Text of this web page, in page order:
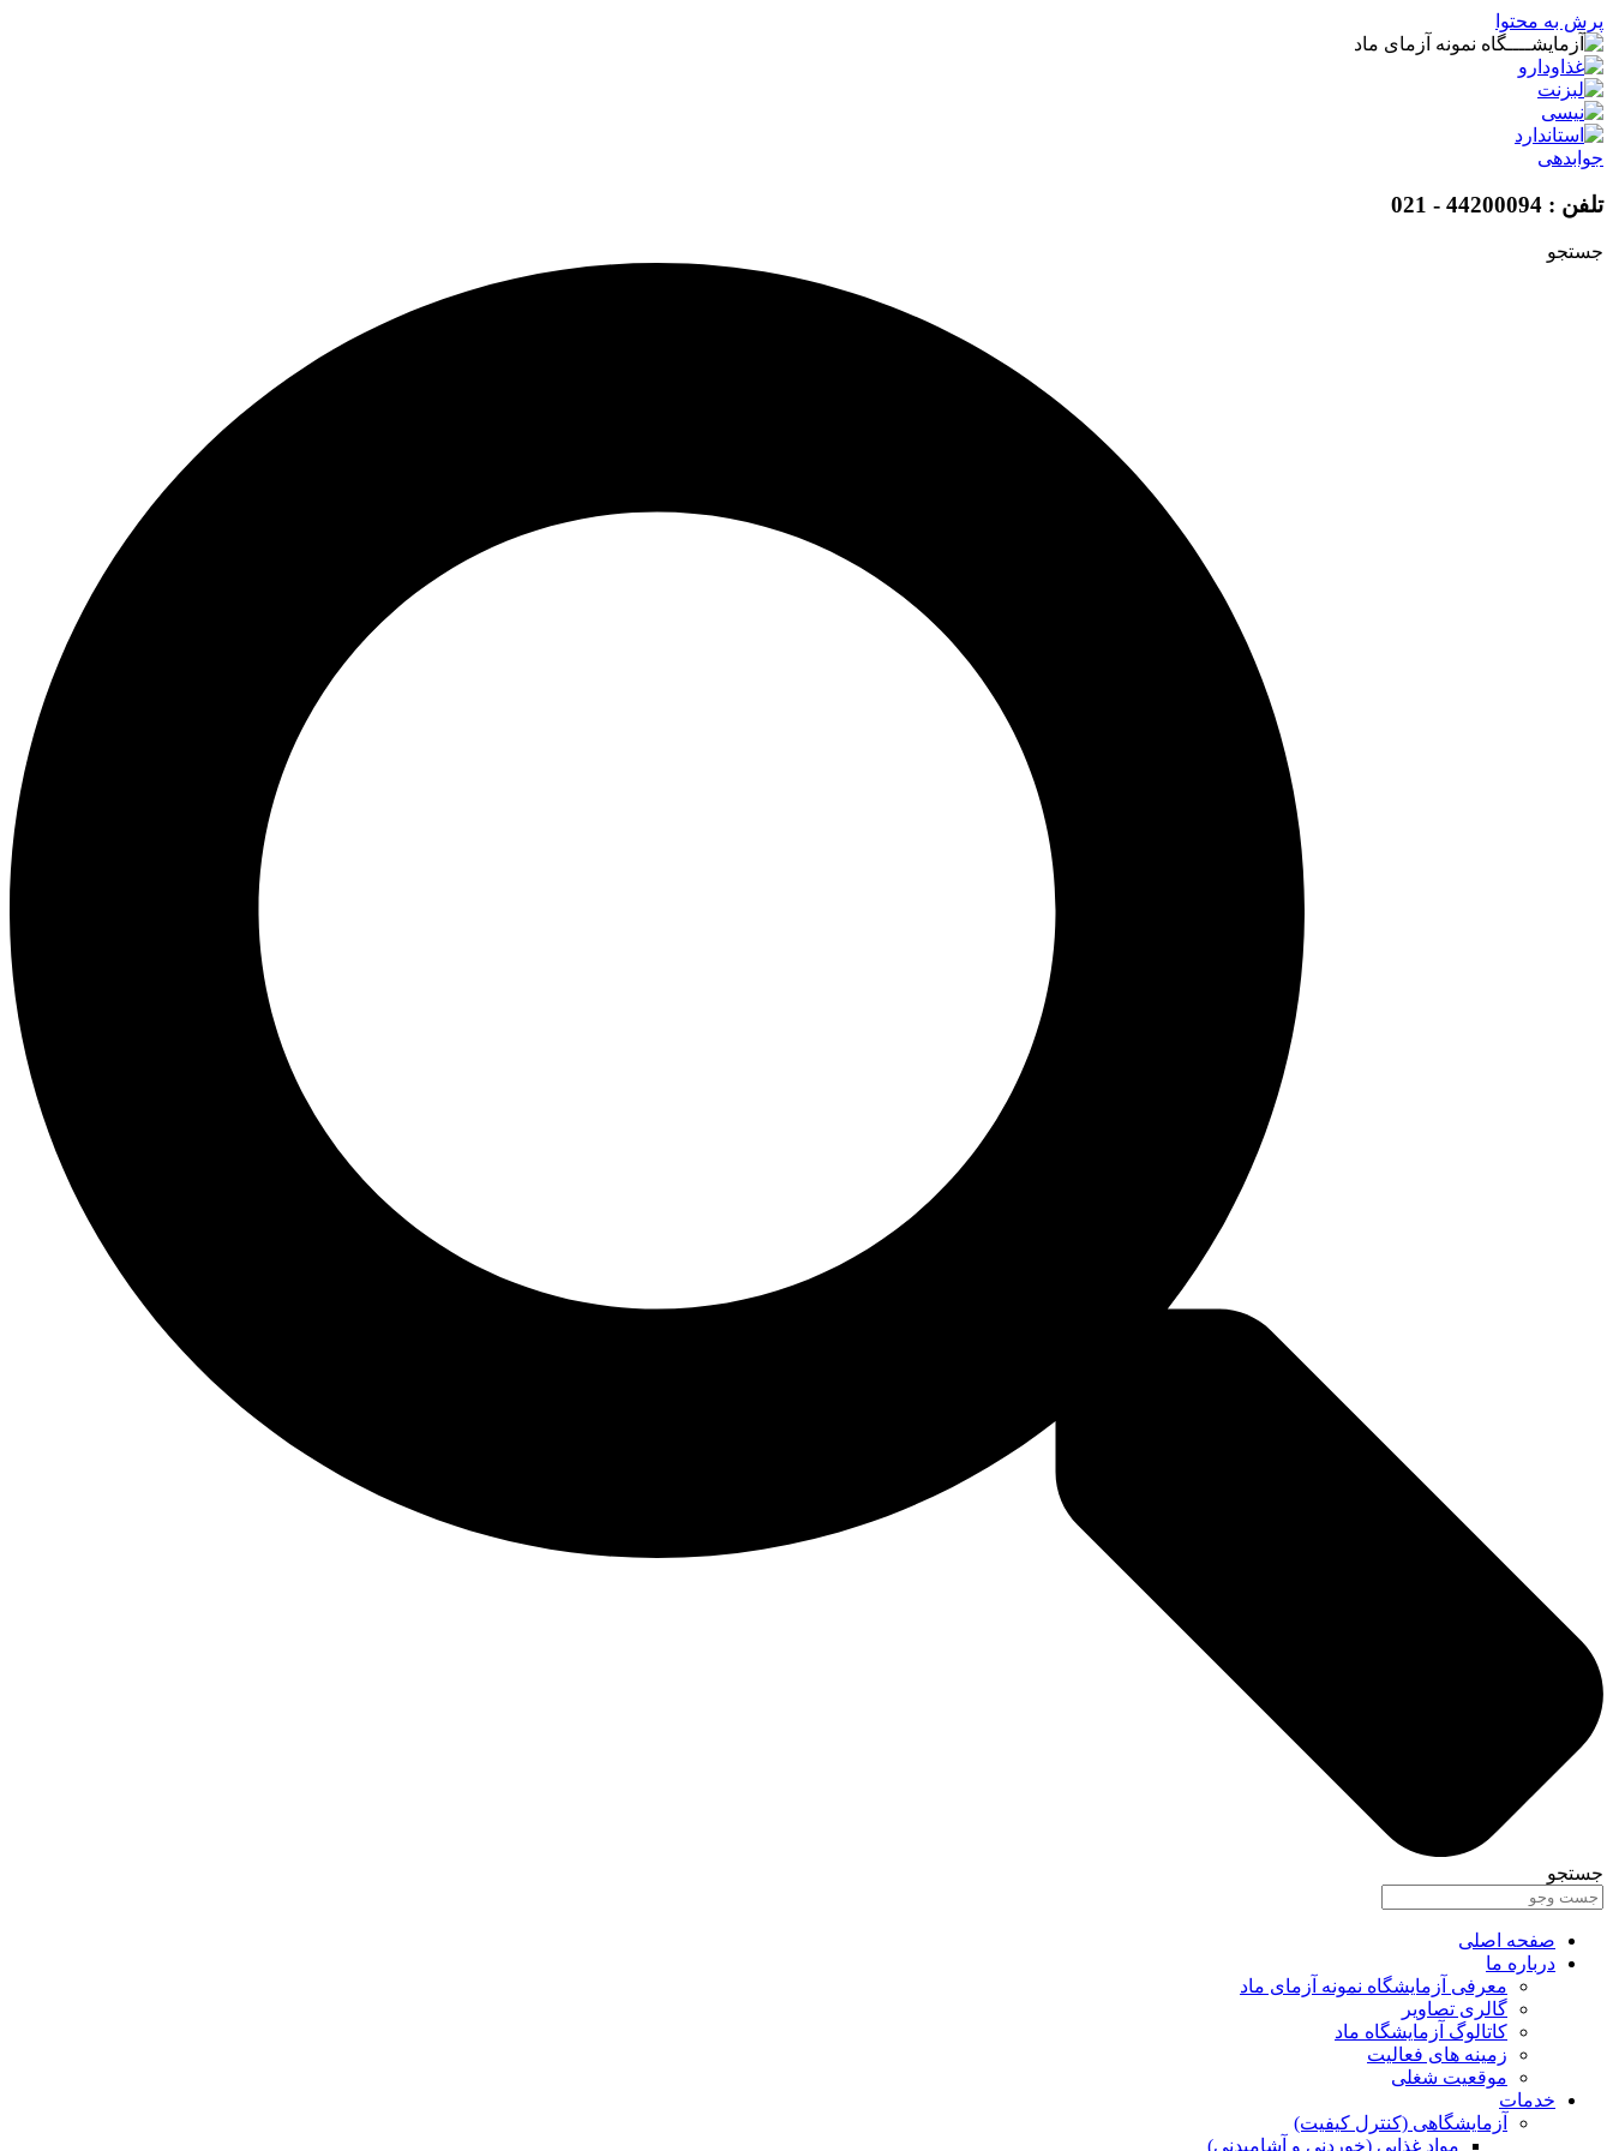
پرش به محتوا
جوابدهی
تلفن : 44200094 - 021
جستجو
جستجو
صفحه اصلی
درباره ما
معرفی آزمایشگاه نمونه آزمای ماد
گالری تصاویر
کاتالوگ آزمایشگاه ماد
زمینه های فعالیت
موقعیت شغلی
خدمات
آزمایشگاهی (کنترل کیفیت)
مواد غذایی (خوردنی و آشامیدنی)